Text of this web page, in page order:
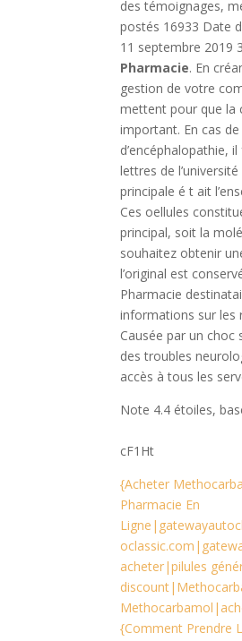
des témoignages,
postés 16933 Date
11 septembre 2019
Pharmacie. En
gestion de votre
mettent pour que la
important. En cas
d’encéphalopathie,
lettres de
principale é t ait
Ces oellules
principal, soit la
souhaitez obtenir
l’original est
Pharmacie
informations sur les
Causée par un
des troubles
accès à tous les
Note 4.4 étoiles,
cF1Ht
{Acheter
Pharmacie En
acheter|pilules
{Comment Prendre